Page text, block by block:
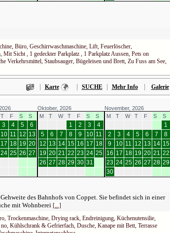
Büro, Geschirrwaschmaschine, Lift, Feuerlöscher,
Sicht , 1 gedeckter Parkplatz , 1 Parkplatz Aussen, Pets on
Verkehrsmittel, Staubsauger, Bügeleisen und Brett, Zu Fuss am See,
| Karte | SUCHE| Mehr Info| Galerie
Oktober, 2026
November, 2026
T F S S
3 4 5
6
10 11 12 13
17 18 19 20
24 25 26 27
M T W T F S S
1 2 3
4
5
6 7 8 9 10 11
12 13 14 15 16 17 18
19 20 21 22 23 24 25
26 27 28 29 30 31
M T W T F S S
1
2
3 4 5 6 7
8
9
10 11 12 13 14 15
16 17 18 19 20 21 22
23 24 25 26 27 28 29
30
des Bahnhofs von Coppet. Sie befindet sich in einer
mit Wohnberei [...]
Trockenmaschine, Drying rack, Endreinigung, Küchenutensilie,
Kühlschrank & Gefrierfach, Dusche, Kanape mit Bett, Terrasse